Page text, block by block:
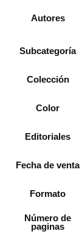
Autores
Subcategoría
Colección
Color
Editoriales
Fecha de venta
Formato
Número de
paginas